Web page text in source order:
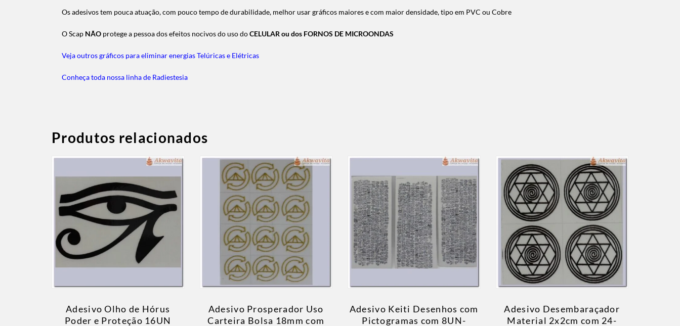
Os adesivos tem pouca atuação, com pouco tempo de durabilidade, melhor usar gráficos maiores e com maior densidade, tipo em PVC ou Cobre
O Scap NÃO protege a pessoa dos efeitos nocivos do uso doCELULAR ou dos FORNOS DE MICROONDAS
Veja outros gráficos para eliminar energias Telúricas e Elétricas
Conheça toda nossa linha de Radiestesia
Produtos relacionados
Adesivo Olho de Hórus
Poder e Proteção 16UN
Adesivo Prosperador Uso
Carteira Bolsa 18mm com
Adesivo Keiti Desenhos com
Pictogramas com 8UN-
Adesivo Desembaraçador
Material 2x2cm com 24-